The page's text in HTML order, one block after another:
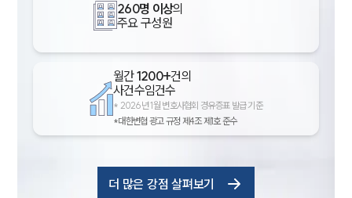
260명 이상의
주요 구성원
월간1200+건의
사건수임건수
* 2026년 1월 변호사협회 경유증표 발급 기준
*대한변협 광고 규정 제4조 제1호 준수
더 많은 강점 살펴보기